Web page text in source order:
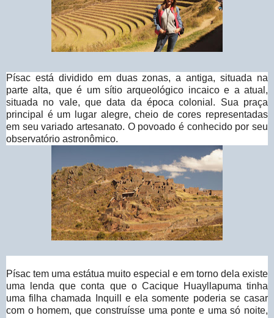
Písac está dividido em duas zonas, a antiga, situada na
parte alta, que é um sítio arqueológico incaico e a atual,
situada no vale, que data da época colonial. Sua praça
principal é um lugar alegre, cheio de cores representadas
em seu variado artesanato. O povoado é conhecido por seu
observatório astronômico.
Písac tem uma estátua muito especial e em torno dela existe
uma lenda que conta que o Cacique Huayllapuma tinha
uma filha chamada Inquill e ela somente poderia se casar
com o homem, que construísse uma ponte e uma só noite,